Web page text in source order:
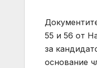
55 и 56 от
за
основание